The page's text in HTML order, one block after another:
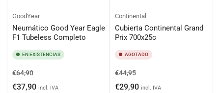
GoodYear
Neumático Good Year Eagle
F1 Tubeless Completo
EN EXISTENCIAS
Precio
habitual
€64,90Precio
de
€37,90 incl. IVA
Continental
Cubierta Continental Grand
Prix 700x25c
AGOTADO
Precio
habitual
€44,95Precio
de
€29,90 incl. IVA